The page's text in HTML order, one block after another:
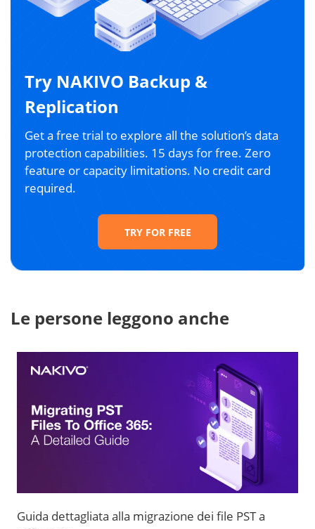
Try NAKIVO Backup &
Replication
Get a free trial to explore all the solution’s data
protection capabilities. 15 days for free. Zero
feature or capacity limitations. No credit card
required.
TRY FOR FREE
Le persone leggono anche
Guida dettagliata alla migrazione dei file PST a